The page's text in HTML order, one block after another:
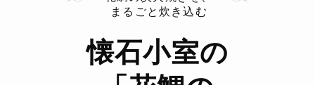
まるごと炊き込む
懐石小室の